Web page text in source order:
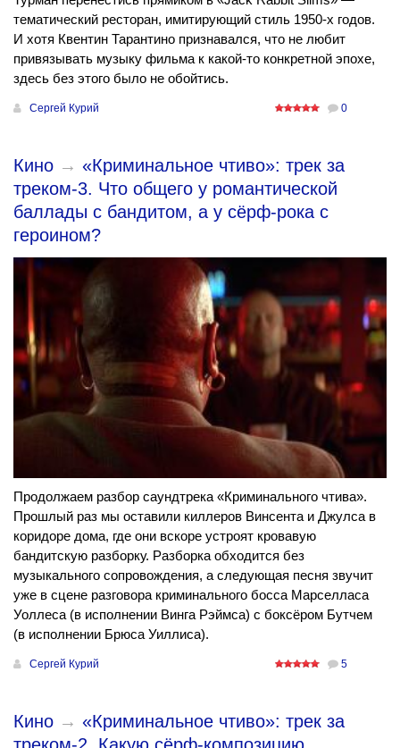
тематический ресторан, имитирующий стиль 1950-х годов.
И хотя Квентин Тарантино признавался, что не любит
привязывать музыку фильма к какой-то конкретной эпохе,
здесь без этого было не обойтись.
Сергей Курий 0
Кино → «Криминальное чтиво»: трек за
треком-3. Что общего у романтической
баллады с бандитом, а у сёрф-рока с
героином?
Продолжаем разбор саундтрека «Криминального чтива».
Прошлый раз мы оставили киллеров Винсента и Джулса в
коридоре дома, где они вскоре устроят кровавую
бандитскую разборку. Разборка обходится без
музыкального сопровождения, а следующая песня звучит
уже в сцене разговора криминального босса Марселласа
Уоллеса (в исполнении Винга Рэймса) с боксёром Бутчем
(в исполнении Брюса Уиллиса).
Сергей Курий 5
Кино → «Криминальное чтиво»: трек за